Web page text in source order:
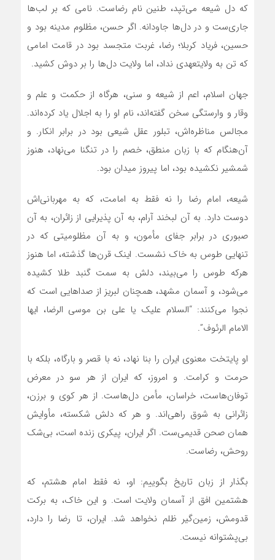
که دل شیعه می‌تپد، طنین نام رضاست. نامی که بر لب‌ها
جاری‌ست و در دل‌ها جاودانه. اگر حسن، مظلوم مدینه بود و
حسین، فریاد کربلا؛ رضا، غربت متجسد بود در قامت امامی
که تن به ولایتعهدی نداد، اما ولایت دل‌ها را بر دوش کشید.
جهان اسلام، اعم از شیعه و سنی، هرگاه از حکمت و علم و
وقار و وارستگی سخن گفته‌اند، نام او را به اجلال یاد کرده‌اند.
مجالس مناظره‌اش، تبلور عقل شیعی بود در برابر انکار. و
آن‌هنگام که با زبان منطق، خصم را در تنگنا می‌نهاد، هنوز
شمشیر نکشیده بود، اما پیروز میدان بود.
شیعه، امام رضا را نه فقط به امامت، که به مهربانی‌اش
دوست دارد. به آن لبخند آرام، به آن پذیرایی از زائران، به آن
صبوری در برابر جفای مأمون، و به آن مظلومیتی که در
تنهایی طوس به خاک نشست. اینک قرن‌ها گذشته، اما هنوز
هرکه طوس را می‌بیند، دلش به سمت گنبد طلا کشیده
می‌شود، و آسمان مشهد، همچنان لبریز از صداهایی است که
نجوا می‌کنند: “السلام علیک یا علی بن موسی الرضا، ایها
الامام الرئوف”.
او پایتخت معنوی ایران را بنا نهاد، نه با قصر و بارگاه، بلکه با
حرمت و کرامت. و امروز، که ایران از هر سو در معرض
توفان‌هاست، خراسان، مأمن دل‌هاست. از هر کوی و برزن،
زائرانی به شوق راهی‌اند. و هر که دلش شکسته، مأوایش
همان صحن قدیمی‌ست. اگر ایران، پیکری زنده است، بی‌شک
روحش، رضاست.
بگذار از زبان تاریخ بگوییم: او، نه فقط امام هشتم، که
هشتمین افق از آسمان ولایت است. و این خاک، به برکت
قدومش، زمین‌گیر ظلم نخواهد شد. ایران، تا رضا را دارد،
بی‌پشتوانه نیست.